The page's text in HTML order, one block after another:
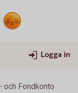
Logga in
och Fondkonto